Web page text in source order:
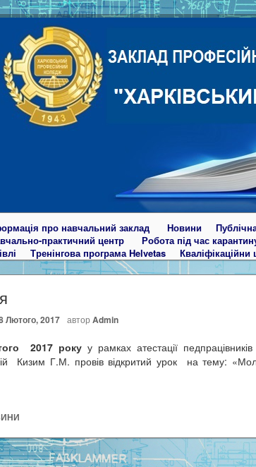
про навчальний заклад Новини
практичний центр Робота під час
Тренінгова програма Helvetas Кваліфікаційни
Лютого, 2017 автор Admin
2017 рокуу рамках атестації
Кизим Г.М. провів відкритий урок на тему: